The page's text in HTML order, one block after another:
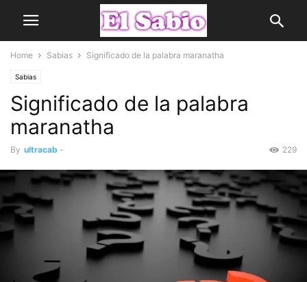
Home Sabias Significado de la palabra maranatha
Sabias
Significado de la palabra
maranatha
By ultracab - 229